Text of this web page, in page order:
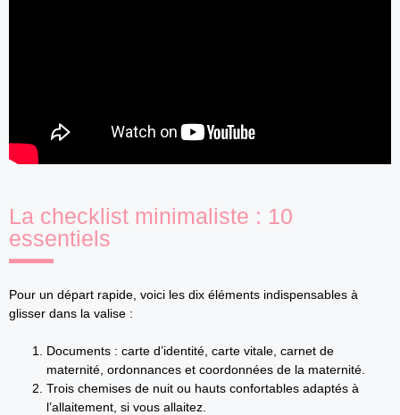
La checklist minimaliste : 10
essentiels
Pour un départ rapide, voici les dix éléments indispensables à
glisser dans la valise :
Documents : carte d’identité, carte vitale, carnet de
maternité, ordonnances et coordonnées de la maternité.
Trois chemises de nuit ou hauts confortables adaptés à
l’allaitement, si vous allaitez.